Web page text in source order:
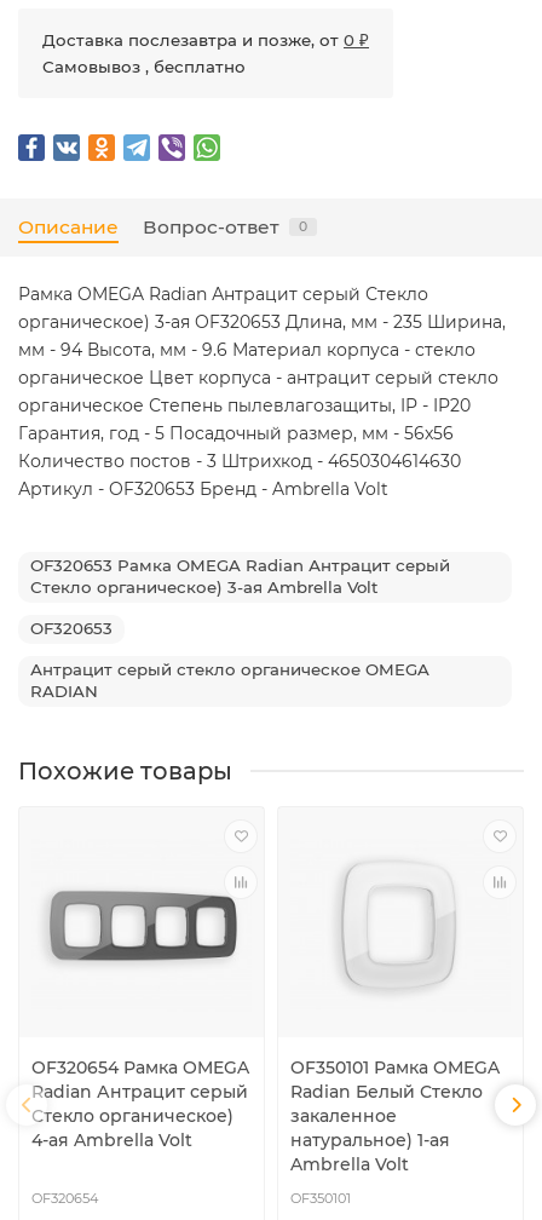
Доставка послезавтра и позже, от 0 ₽
Самовывоз , бесплатно
Описание Вопрос-ответ 0
Рамка OMEGA Radian Антрацит серый Стекло
органическое) 3-ая OF320653 Длина, мм - 235 Ширина,
мм - 94 Высота, мм - 9.6 Материал корпуса - стекло
органическое Цвет корпуса - антрацит серый стекло
органическое Степень пылевлагозащиты, IP - IP20
Гарантия, год - 5 Посадочный размер, мм - 56x56
Количество постов - 3 Штрихкод - 4650304614630
Артикул - OF320653 Бренд - Ambrella Volt
OF320653 Рамка OMEGA Radian Антрацит серый
Стекло органическое) 3-ая Ambrella Volt
OF320653
Антрацит серый стекло органическое OMEGA
RADIAN
Похожие товары
OF320654 Рамка OMEGA
Radian Антрацит серый
Стекло органическое)
4-ая Ambrella Volt
OF320654
OF350101 Рамка OMEGA
Radian Белый Стекло
закаленное
натуральное) 1-ая
Ambrella Volt
OF350101